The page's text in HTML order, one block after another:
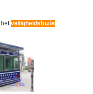
hetveiligheidshuis